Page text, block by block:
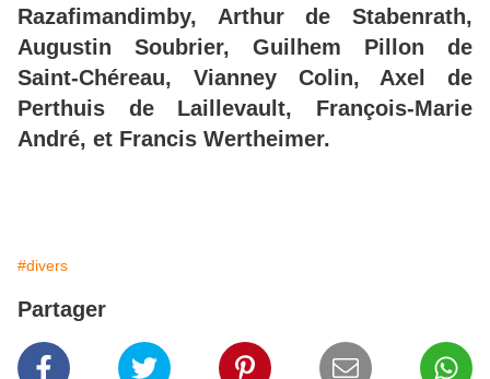
Razafimandimby, Arthur de Stabenrath,
Augustin Soubrier, Guilhem Pillon de
Saint-Chéreau, Vianney Colin, Axel de
Perthuis de Laillevault, François-Marie
André, et Francis Wertheimer.
#divers
Partager